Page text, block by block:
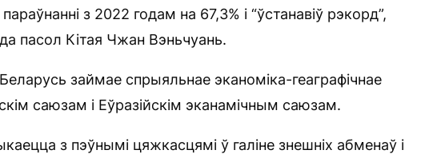
з 2022 годам на 67,3% і “ўстанавіў рэкорд”,
пасол Кітая Чжан Вэньчуань.
займае спрыяльнае эканоміка-геаграфічнае
саюзам і Еўразійскім эканамічным саюзам.
з пэўнымі цяжкасцямі ў галіне знешніх абменаў і